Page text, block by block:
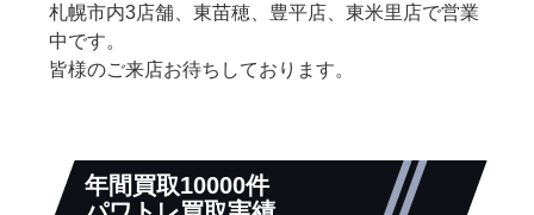
札幌市内3店舗、東苗穂、豊平店、東米里店で営業
中です。
皆様のご来店お待ちしております。
年間買取10000件